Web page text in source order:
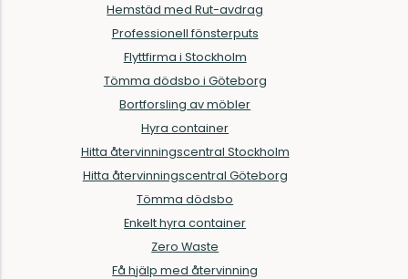
Hemstäd med Rut-avdrag
Professionell fönsterputs
Flyttfirma i Stockholm
Tömma dödsbo i Göteborg
Bortforsling av möbler
Hyra container
Hitta återvinningscentral Stockholm
Hitta återvinningscentral Göteborg
Tömma dödsbo
Enkelt hyra container
Zero Waste
Få hjälp med återvinning